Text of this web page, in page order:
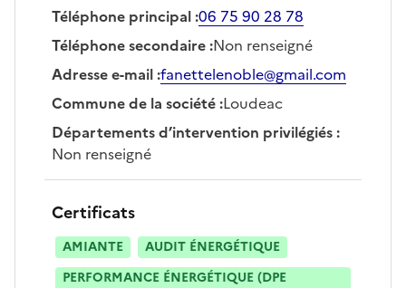
Téléphone principal:06 75 90 28 78
Téléphone secondaire:Non renseigné
Adresse e-mail:fanettelenoble@gmail.com
Commune de la société:Loudeac
Départements d’intervention privilégiés:
Non renseigné
Certificats
AMIANTE
AUDIT ÉNERGÉTIQUE
PERFORMANCE ÉNERGÉTIQUE (DPE